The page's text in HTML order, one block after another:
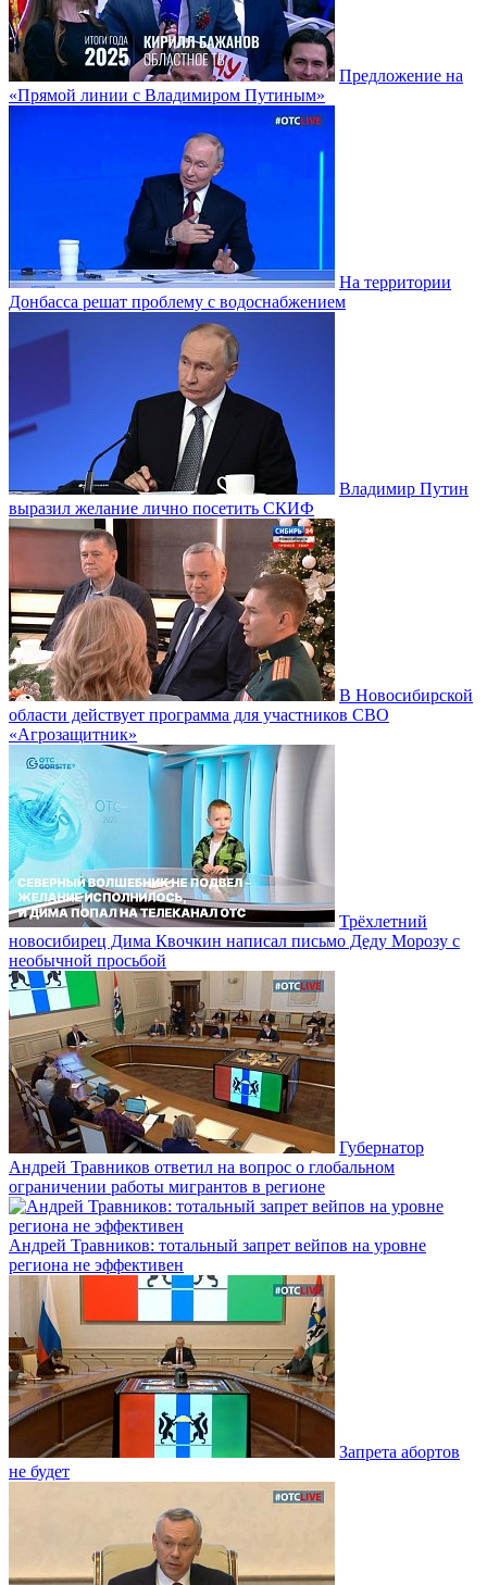
Предложение на
«Прямой линии с Владимиром Путиным»
На территории
Донбасса решат проблему с водоснабжением
Владимир Путин
выразил желание лично посетить СКИФ
В Новосибирской
области действует программа для участников СВО
«Агрозащитник»
Трёхлетний
новосибирец Дима Квочкин написал письмо Деду Морозу с
необычной просьбой
Губернатор
Андрей Травников ответил на вопрос о глобальном
ограничении работы мигрантов в регионе
Андрей Травников: тотальный запрет вейпов на уровне
региона не эффективен
Запрета абортов
не будет